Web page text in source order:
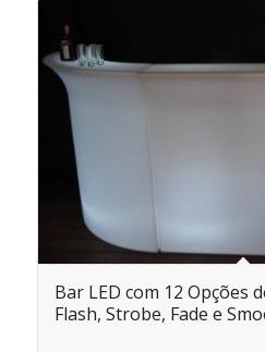
Bar LED com 12 Opções
Flash, Strobe, Fade e